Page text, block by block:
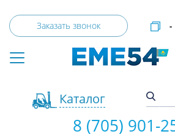
Заказать звонок
Каталог
-
8 (705) 901-